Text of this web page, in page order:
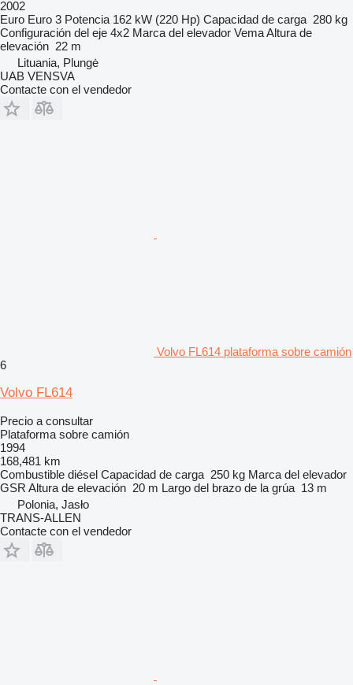
2002
Euro Euro 3 Potencia 162 kW (220 Hp) Capacidad de carga 280 kg
Configuración del eje 4x2 Marca del elevador VemaAltura de
elevación 22 m
Lituania, Plungė
UAB VENSVA
Contacte con el vendedor
Volvo FL614 plataforma sobre camión
6
Volvo FL614
Precio a consultar
Plataforma sobre camión
1994
168,481 km
Combustible diésel Capacidad de carga 250 kg Marca del elevador
GSR Altura de elevación 20 m Largo del brazo de la grúa 13 m
Polonia, Jasło
TRANS-ALLEN
Contacte con el vendedor